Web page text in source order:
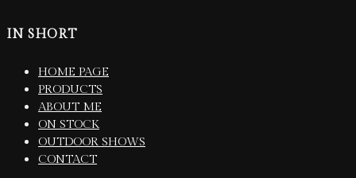
IN SHORT
HOME PAGE
PRODUCTS
ABOUT ME
ON STOCK
OUTDOOR SHOWS
CONTACT